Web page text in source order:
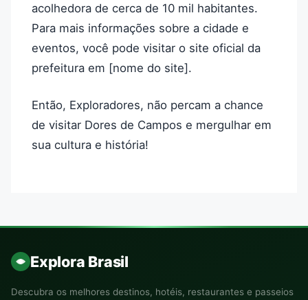
acolhedora de cerca de 10 mil habitantes.
Para mais informações sobre a cidade e
eventos, você pode visitar o site oficial da
prefeitura em [nome do site].
Então, Exploradores, não percam a chance
de visitar Dores de Campos e mergulhar em
sua cultura e história!
Explora Brasil
Descubra os melhores destinos, hotéis, restaurantes e passeios